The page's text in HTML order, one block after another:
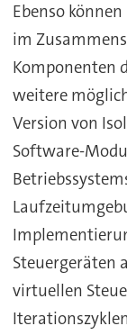
Ebenso
im
Komponenten
weitere
Version von
Software-
Steuergeräten
virtuellen